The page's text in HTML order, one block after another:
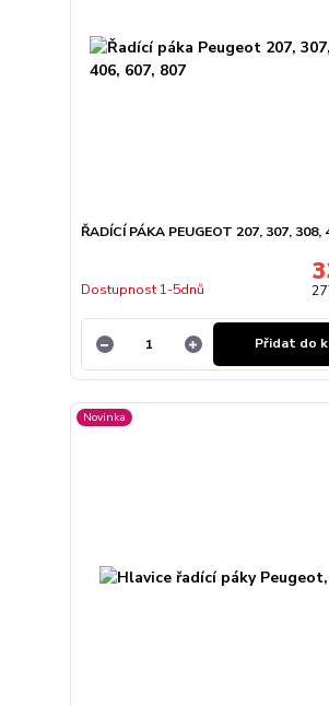
ŘADÍCÍ PÁKA PEUGEOT 207, 307, 308,
Dostupnost 1-5dnů
Přidat do
Novinka